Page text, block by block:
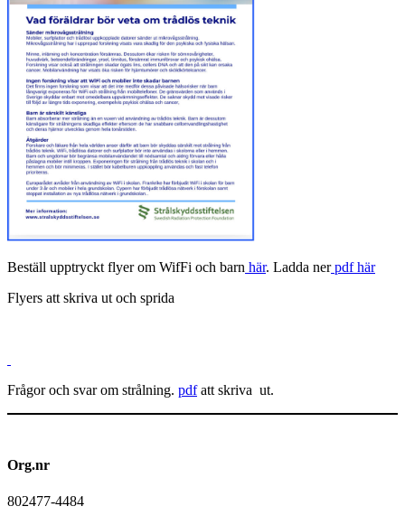
Beställ upptryckt flyer om WifFi och barn här. Ladda nerpdf här
Flyers att skriva ut och sprida
Frågor och svar om strålning. pdfatt skriva ut.
Org.nr
802477-4484